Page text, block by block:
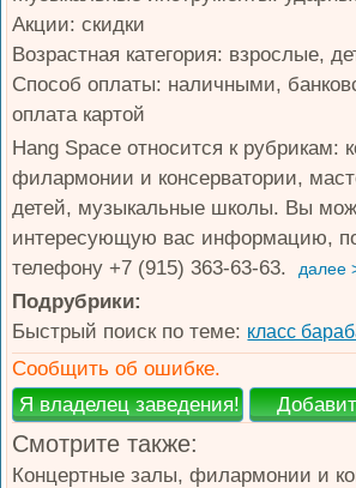
Акции: скидки
Возрастная категория: взрослые,
Способ оплаты: наличными,
оплата картой
Hang Space относится к рубрикам:
филармонии и консерватории,
детей, музыкальные школы. Вы
интересующую вас информацию,
телефону +7 (915) 363-63-63.
далее
Подрубрики:
Быстрый поиск по теме: класс
Сообщить об ошибке.
Смотрите также:
Концертные залы, филармонии и